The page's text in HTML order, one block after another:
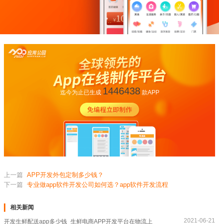
迄今为止已生成 1446438款APP
上一篇 APP开发外包定制多少钱？
下一篇 专业做app软件开发公司如何选？app软件开发流程
相关新闻
开发生鲜配送app多少钱_生鲜电商APP开发平台在物流上 2021-06-21